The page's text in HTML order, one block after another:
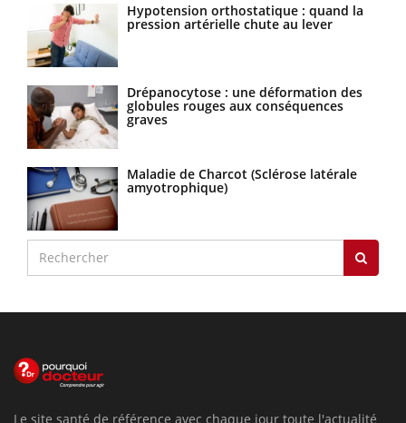
Hypotension orthostatique : quand la
pression artérielle chute au lever
Drépanocytose : une déformation des
globules rouges aux conséquences
graves
Maladie de Charcot (Sclérose latérale
amyotrophique)
Le site santé de référence avec chaque jour toute l'actualité